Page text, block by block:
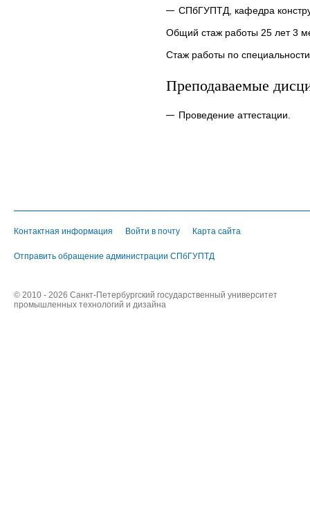
СПбГУПТД, кафедра
Общий стаж работы 25 лет 3
Стаж работы по
Преподаваемые
Проведение аттестации.
Контактная информация Войти в почту Карта сайта
Отправить обращение администрации СПбГУПТД
© 2010 - 2026 Санкт-Петербургский государственный университет
промышленных технологий и дизайна